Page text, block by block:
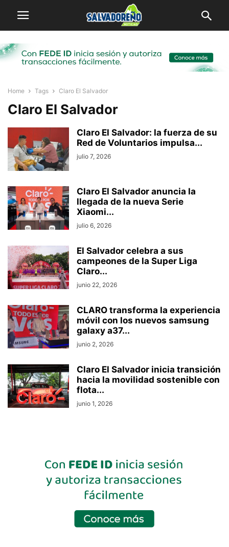
Home Tags Claro El Salvador
Claro El Salvador
Claro El Salvador: la fuerza de su
Red de Voluntarios impulsa...
julio 7, 2026
Claro El Salvador anuncia la
llegada de la nueva Serie
Xiaomi...
julio 6, 2026
El Salvador celebra a sus
campeones de la Super Liga
Claro...
junio 22, 2026
CLARO transforma la experiencia
móvil con los nuevos samsung
galaxy a37...
junio 2, 2026
Claro El Salvador inicia transición
hacia la movilidad sostenible con
flota...
junio 1, 2026